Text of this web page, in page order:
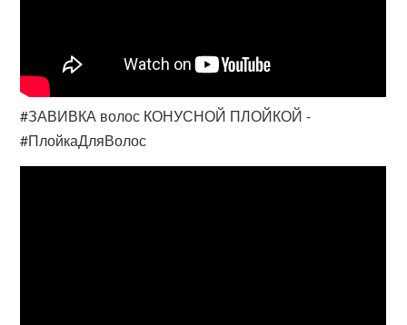
#ЗАВИВКА волос КОНУСНОЙ ПЛОЙКОЙ -
#ПлойкаДляВолос